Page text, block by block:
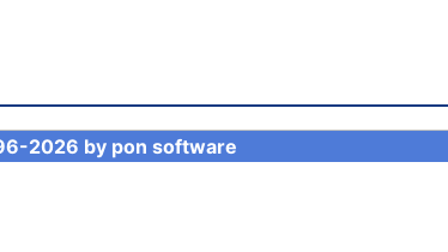
2026 by pon software